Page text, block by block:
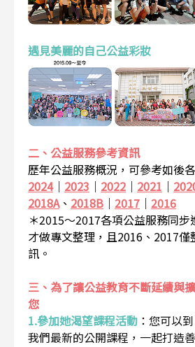
遇見美麗的自己公益彩妝
二、公益服務參考資訊
歷年公益服務概況，可參考如後
2024｜ 2023 ｜ 2022 ｜ 2021 ｜
2018A、 2018B ｜ 2017 ｜ 2016
＊2015～2017各項公益服務同
才做專文整理，且2016、2017僅
訊。
三、為了讓公益教育不斷延續與
您
1.參加她渴望課程活動 ： 您可以到
我們最新的公開課程，一起打造